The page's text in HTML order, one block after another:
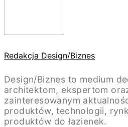
Redakcja Design/Biznes
Design/Biznes to medium
architektom, ekspertom
zainteresowanym
produktów, technologii,
produktów do łazienek.